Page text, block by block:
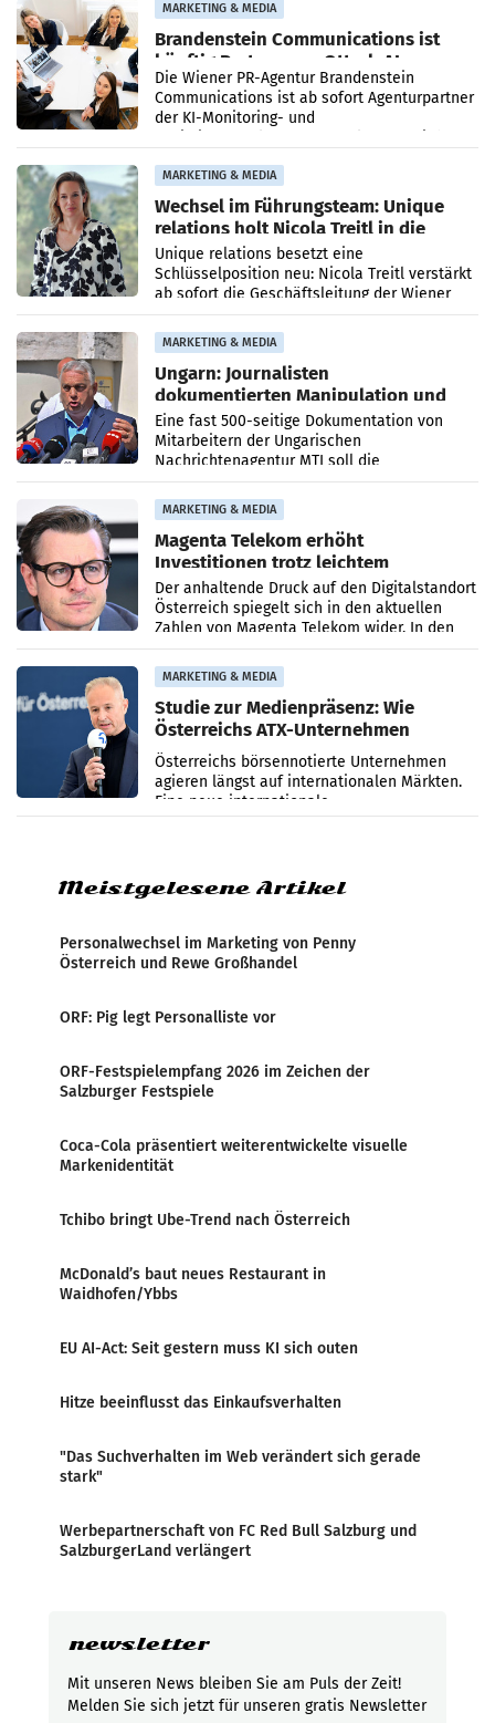
MARKETING & MEDIA
Brandenstein Communications ist
künftig Partner von OtterlyAI
Die Wiener PR-Agentur Brandenstein
Communications ist ab sofort Agenturpartner
der KI-Monitoring- und
MARKETING & MEDIA
Wechsel im Führungsteam: Unique
relations holt Nicola Treitl in die
Geschäftsleitung
Unique relations besetzt eine
Schlüsselposition neu: Nicola Treitl verstärkt
ab sofort die Geschäftsleitung der Wiener
PR-Agentur an der Seite von Josef Kalina und
Anna Kalina-Mahr.
MARKETING & MEDIA
Ungarn: Journalisten
dokumentierten Manipulation und
Zensur
Eine fast 500-seitige Dokumentation von
Mitarbeitern der Ungarischen
Nachrichtenagentur MTI soll die
systematische Nachrichten-Manipulation und
Zensur bei der Agentur während der Zeit
MARKETING & MEDIA
Magenta Telekom erhöht
Investitionen trotz leichtem
Umsatzrückgang
Der anhaltende Druck auf den Digitalstandort
Österreich spiegelt sich in den aktuellen
Zahlen von Magenta Telekom wider. In den
ersten sechs Monaten des laufenden Jahres
verzeichnete
MARKETING & MEDIA
Studie zur Medienpräsenz: Wie
Österreichs ATX-Unternehmen
international wahrgenommen
werden
Österreichs börsennotierte Unternehmen
agieren längst auf internationalen Märkten.
Eine neue internationale
Medienresonanzanalyse untersucht die
Meistgelesene Artikel
Personalwechsel im Marketing von Penny
Österreich und Rewe Großhandel
ORF: Pig legt Personalliste vor
ORF-Festspielempfang 2026 im Zeichen der
Salzburger Festspiele
Coca-Cola präsentiert weiterentwickelte visuelle
Markenidentität
Tchibo bringt Ube-Trend nach Österreich
McDonald’s baut neues Restaurant in
Waidhofen/Ybbs
EU AI-Act: Seit gestern muss KI sich outen
Hitze beeinflusst das Einkaufsverhalten
"Das Suchverhalten im Web verändert sich gerade
stark"
Werbepartnerschaft von FC Red Bull Salzburg und
SalzburgerLand verlängert
newsletter
Mit unseren News bleiben Sie am Puls der Zeit!
Melden Sie sich jetzt für unseren gratis Newsletter